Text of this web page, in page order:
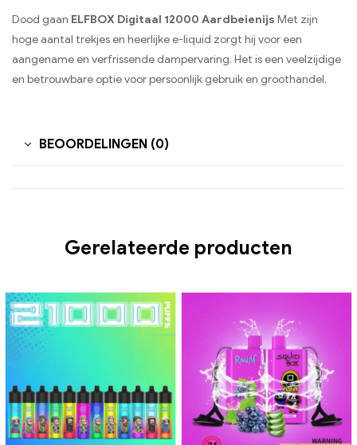
Dood gaan ELFBOX Digitaal 12000 Aardbeienijs Met zijn
hoge aantal trekjes en heerlijke e-liquid zorgt hij voor een
aangename en verfrissende dampervaring. Het is een veelzijdige
en betrouwbare optie voor persoonlijk gebruik en groothandel.
BEOORDELINGEN (0)
Gerelateerde producten